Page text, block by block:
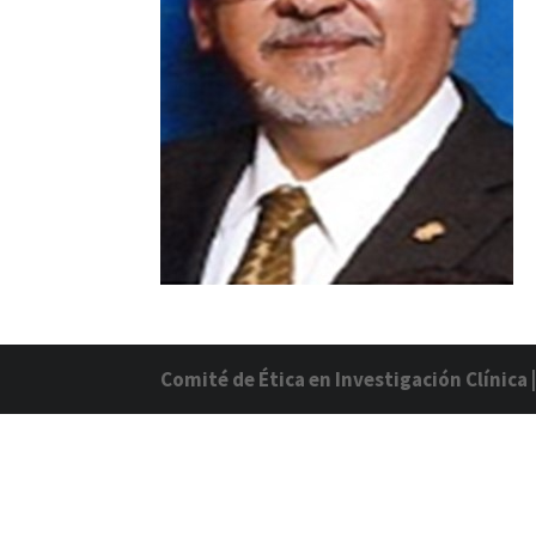
Comité de Ética en Investigación Clínica